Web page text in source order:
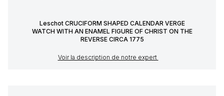
Leschot CRUCIFORM SHAPED CALENDAR VERGE
WATCH WITH AN ENAMEL FIGURE OF CHRIST ON THE
REVERSE CIRCA 1775
Voir la description de notre expert